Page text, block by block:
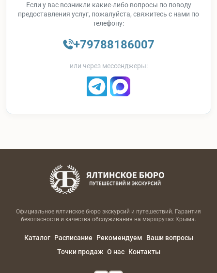
Если у вас возникли какие-либо вопросы по поводу
предоставления услуг, пожалуйста, свяжитесь с нами по
телефону:
+79788186007
или через мессенджеры:
Официальное ялтинское бюро экскурсий и путешествий. Гарантия
безопасности и качества обслуживания на маршрутах Крыма.
Каталог Расписание Рекомендуем
Ваши вопросы
Точки продаж О нас Контакты